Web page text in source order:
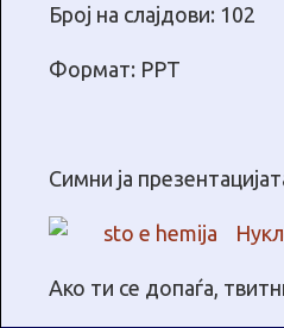
Број на слајдови: 102
Формат: PPT
Симни ја
Ако ти се допаѓа,